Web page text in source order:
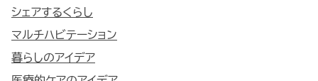
シェアするくらし
マルチハビテーション
暮らしのアイデア